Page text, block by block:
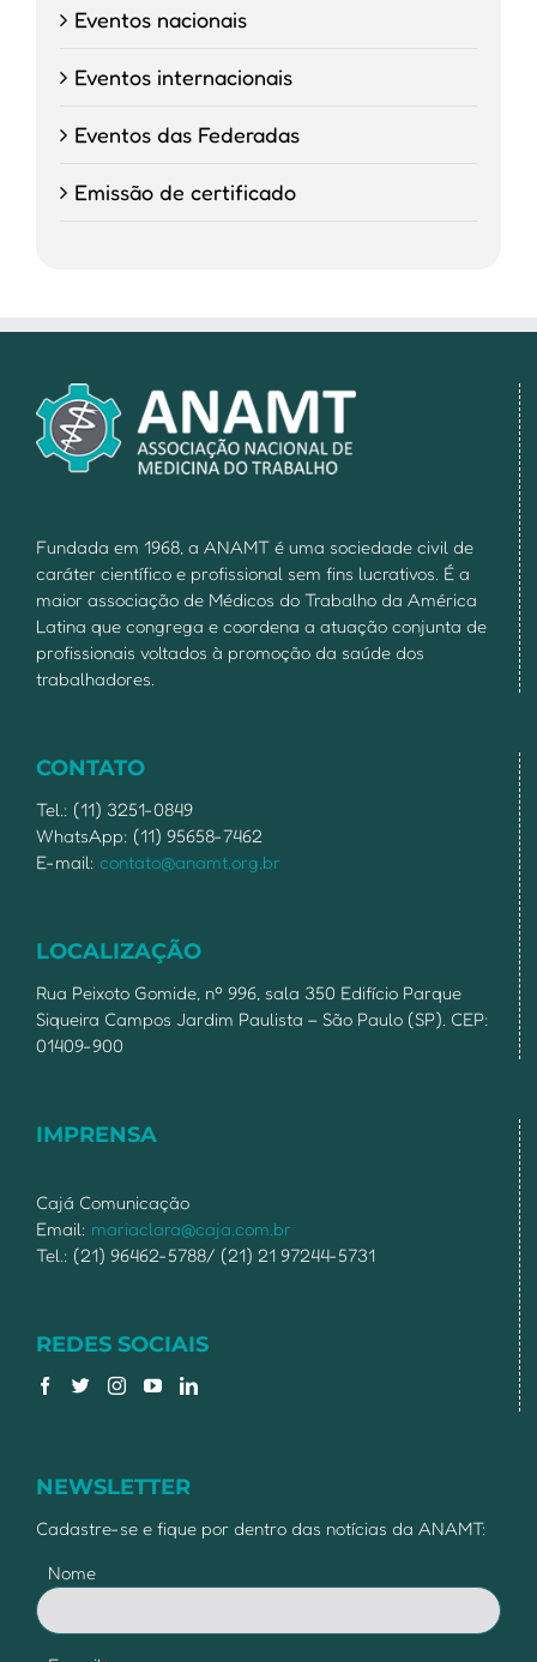
Eventos nacionais
Eventos internacionais
Eventos das Federadas
Emissão de certificado
Fundada em 1968, a ANAMT é uma sociedade civil de
caráter científico e profissional sem fins lucrativos. É a
maior associação de Médicos do Trabalho da América
Latina que congrega e coordena a atuação conjunta de
profissionais voltados à promoção da saúde dos
trabalhadores.
CONTATO
Tel.: (11) 3251-0849
WhatsApp: (11) 95658-7462
E-mail: contato@anamt.org.br
LOCALIZAÇÃO
Rua Peixoto Gomide, nº 996, sala 350 Edifício Parque
Siqueira Campos Jardim Paulista – São Paulo (SP). CEP:
01409-900
IMPRENSA
Cajá Comunicação
Email: mariaclara@caja.com.br
Tel.: (21) 96462-5788/ (21) 21 97244-5731
REDES SOCIAIS
NEWSLETTER
Cadastre-se e fique por dentro das notícias da ANAMT:
Nome